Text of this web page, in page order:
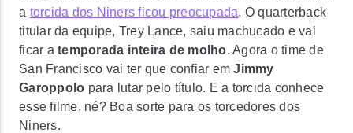
a torcida dos Niners ficou preocupada. O quarterback
titular da equipe, Trey Lance, saiu machucado e vai
ficar a temporada inteira de molho. Agora o time de
San Francisco vai ter que confiar emJimmy
Garoppolo para lutar pelo título. E a torcida conhece
esse filme, né? Boa sorte para os torcedores dos
Niners.